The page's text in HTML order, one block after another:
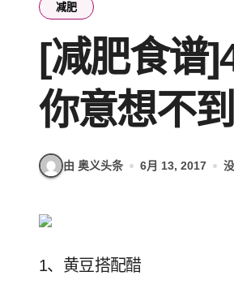
减肥
[减肥食谱
你意想不
由 奥义头条 6月 13, 2017
1、黄豆搭配醋